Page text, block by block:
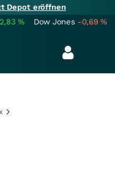
Depot eröffnen
% Dow Jones -0,69%